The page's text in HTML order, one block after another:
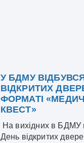
У БДМУ
ВІДКРИТИХ
ФОРМАТІ
КВЕСТ»
На вихідних в БДМУ
День відкритих